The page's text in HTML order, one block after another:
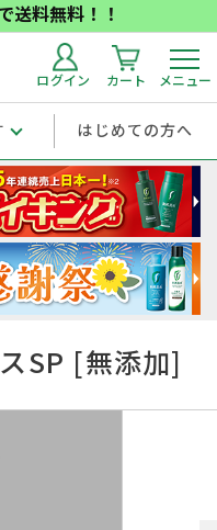
送料無料！！
ログイン カート メニュー
はじめての方へ
SP [無添加]